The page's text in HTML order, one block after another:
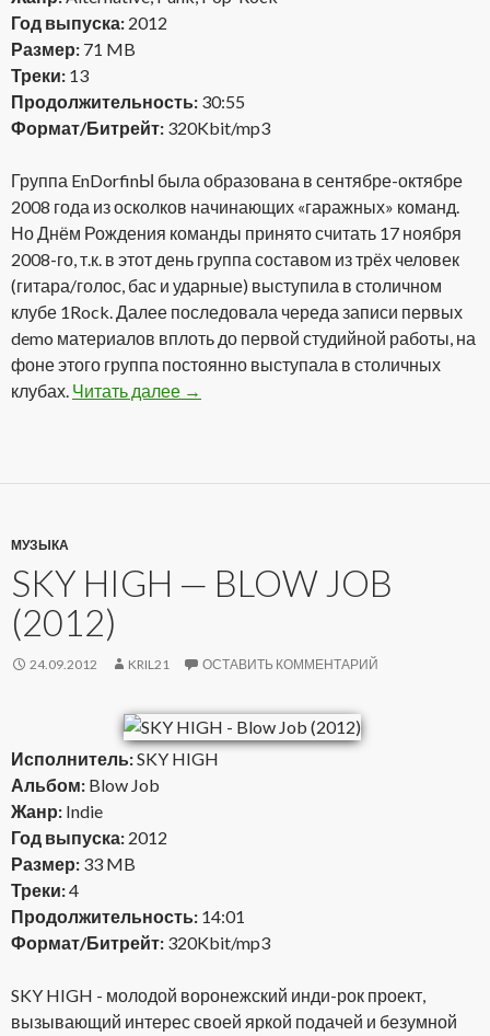
Год выпуска: 2012
Размер: 71 MB
Треки: 13
Продолжительность: 30:55
Формат/Битрейт: 320Kbit/mp3
Группа EnDorfinЫ была образована в сентябре-октябре
2008 года из осколков начинающих «гаражных» команд.
Но Днём Рождения команды принято считать 17 ноября
2008-го, т.к. в этот день группа составом из трёх человек
(гитара/голос, бас и ударные) выступила в столичном
клубе 1Rock. Далее последовала череда записи первых
demo материалов вплоть до первой студийной работы, на
фоне этого группа постоянно выступала в столичных
клубах. Читать далее Endorfinы — По Намеченному Курсу
→
МУЗЫКА
SKY HIGH — BLOW JOB
(2012)
24.09.2012 KRIL21 ОСТАВИТЬ КОММЕНТАРИЙ
Исполнитель:SKY HIGH
Альбом: Blow Job
Жанр: Indie
Год выпуска: 2012
Размер: 33 MB
Треки:4
Продолжительность: 14:01
Формат/Битрейт: 320Kbit/mp3
SKY HIGH - молодой воронежский инди-рок проект,
вызывающий интерес своей яркой подачей и безумной